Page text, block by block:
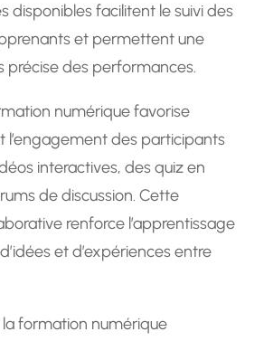
disponibles facilitent le suivi des
et permettent une
précise des performances.
numérique favorise
l’engagement des participants
interactives, des quiz en
de discussion. Cette
renforce l’apprentissage
et d’expériences entre
la formation numérique